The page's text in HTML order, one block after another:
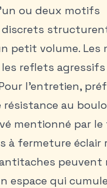
ou deux motifs
petit volume. Les
reflets agressifs
l’entretien,
au
mentionné par
à fermeture éclair
peuvent
espace qui